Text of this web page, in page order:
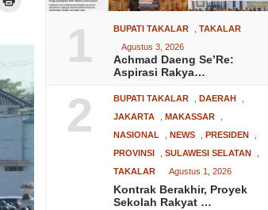
1 BUPATI TAKALAR ,TAKALAR
Agustus 3, 2026
Achmad Daeng Se’Re:
Aspirasi Rakya…
2 BUPATI TAKALAR DAERAH
JAKARTA
MAKASSAR
NASIONAL
NEWS PRESIDEN
PROVINSI
,SULAWESI SELATAN
TAKALAR
Agustus 1, 2026
Kontrak Berakhir, Proyek
Sekolah Rakyat …